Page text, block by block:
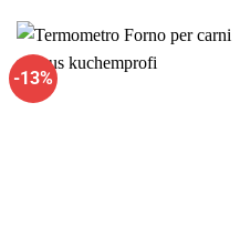
42,70€. 34,00€.
-13%